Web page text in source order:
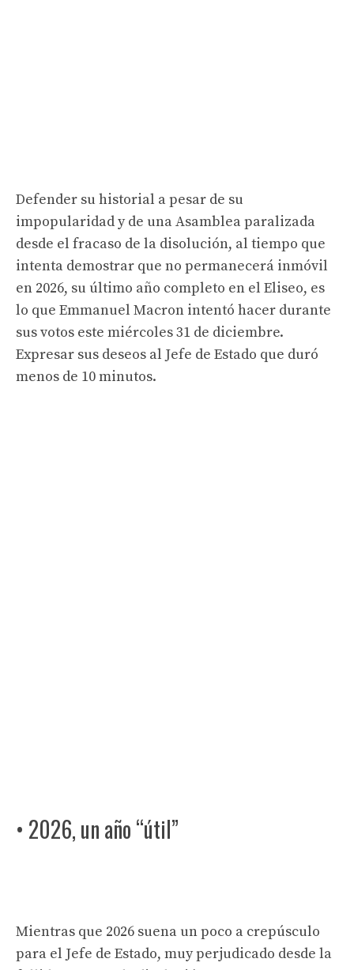
Defender su historial a pesar de su
impopularidad y de una Asamblea paralizada
desde el fracaso de la disolución, al tiempo que
intenta demostrar que no permanecerá inmóvil
en 2026, su último año completo en el Eliseo, es
lo que Emmanuel Macron intentó hacer durante
sus votos este miércoles 31 de diciembre.
Expresar sus deseos al Jefe de Estado que duró
menos de 10 minutos.
• 2026, un año “útil”
Mientras que 2026 suena un poco a crepúsculo
para el Jefe de Estado, muy perjudicado desde la